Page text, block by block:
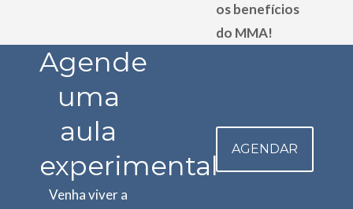
os benefícios
do MMA!
Agende
uma
aula
experimental
Venha viver a
AGENDAR